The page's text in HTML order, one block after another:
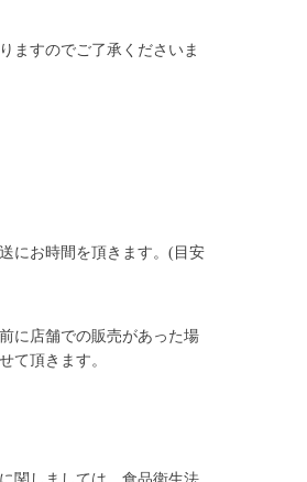
ますのでご了承くださいま
にお時間を頂きます。(目安
に店舗での販売があった場
て頂きます。